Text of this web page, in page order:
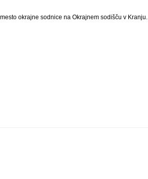
okrajne sodnice na Okrajnem sodišču v Kranju.